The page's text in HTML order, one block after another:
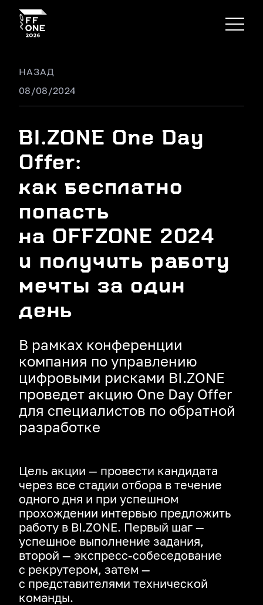
НАЗАД
08/08/2024
BI.ZONE One Day
Offer:
как бесплатно
попасть
на OFFZONE 2024
и получить работу
мечты за один
день
В рамках конференции
компания по управлению
цифровыми рисками BI.ZONE
проведет акцию One Day Offer
для специалистов по обратной
разработке
Цель акции — провести кандидата
через все стадии отбора в течение
одного дня и при успешном
прохождении интервью предложить
работу в BI.ZONE. Первый шаг —
успешное выполнение задания,
второй — экспресс‑собеседование
с рекрутером, затем —
с представителями технической
команды.